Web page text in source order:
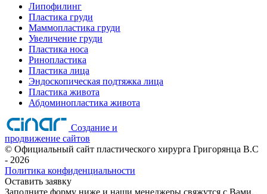
Липофилинг
Пластика груди
Маммопластика груди
Увеличение груди
Пластика носа
Ринопластика
Пластика лица
Эндоскопическая подтяжка лица
Пластика живота
Абдоминопластика живота
Создание и
продвижение сайтов
© Официальный сайт пластического хирурга Григорянца В.C
- 2026
Политика конфиденциальности
Оставить заявку
Заполните форму ниже и наши менеджеры свяжутся с Вами.